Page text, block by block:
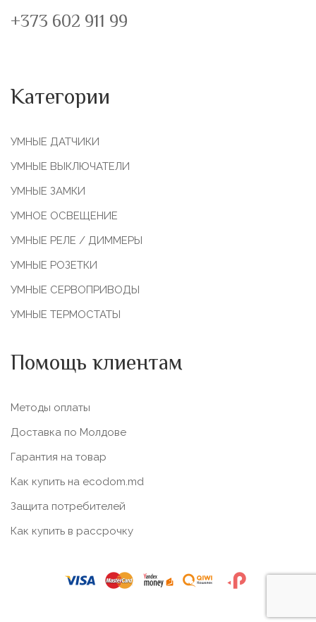
+373 602 911 99
Категории
УМНЫЕ ДАТЧИКИ
УМНЫЕ ВЫКЛЮЧАТЕЛИ
УМНЫЕ ЗАМКИ
УМНОЕ ОСВЕЩЕНИЕ
УМНЫЕ РЕЛЕ / ДИММЕРЫ
УМНЫЕ РОЗЕТКИ
УМНЫЕ СЕРВОПРИВОДЫ
УМНЫЕ ТЕРМОСТАТЫ
Помощь клиентам
Методы оплаты
Доставка по Молдове
Гарантия на товар
Как купить на ecodom.md
Защита потребителей
Как купить в рассрочку